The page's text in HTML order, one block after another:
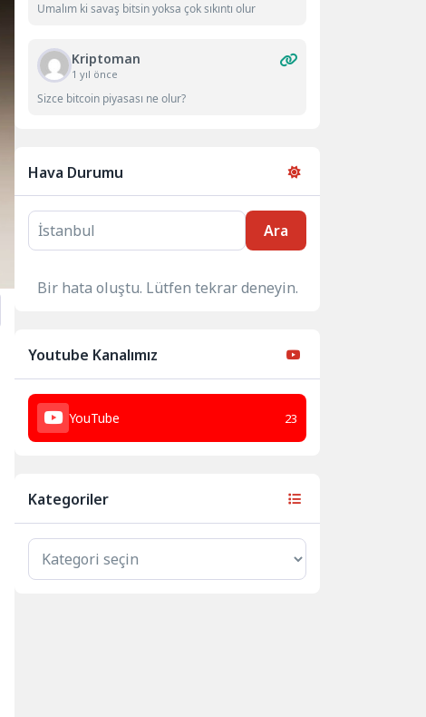
Umalım ki savaş bitsin yoksa çok sıkıntı olur
Kriptoman
1 yıl önce
Sizce bitcoin piyasası ne olur?
Hava Durumu
Ara
Bir hata oluştu. Lütfen tekrar deneyin.
Youtube Kanalımız
YouTube 23
Kategoriler